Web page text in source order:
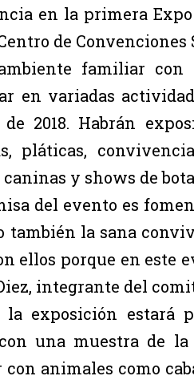
en la primera
de Convenciones
familiar con
en variadas
de 2018. Habrán
pláticas,
y shows de
del evento es
también la sana
ellos porque en este
integrante del
la exposición estará
una muestra de
animales como